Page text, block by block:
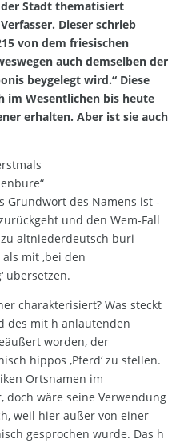
Stadt thematisiert
Dieser schrieb
von dem friesischen
auch demselben der
beygelegt wird.“ Diese
im Wesentlichen bis heute
erhalten. Aber ist sie auch
Grundwort des Namens ist -
und den Wem-Fall
altniederdeutsch buri
mit ‚bei den
übersetzen.
charakterisiert? Was steckt
des mit h anlautenden
worden, der
hippos ‚Pferd‘ zu stellen.
Ortsnamen im
wäre seine Verwendung
weil hier außer von einer
gesprochen wurde. Das h